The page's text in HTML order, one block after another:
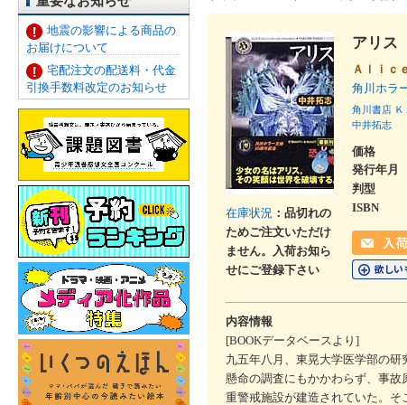
地震の影響による商品の
お届けについて
宅配注文の配送料・代金
引換手数料改定のお知らせ
在庫状況 ：品切れの
ためご注文いただけ
ません。入荷お知ら
せにご登録下さい
アリス
Ａｌｉ
角川ホラ
角川書店
中井拓志
価格
発行年月
判型
ISBN
内容情報
[BOOKデータベースより]
九五年八月、東晃大学医学部の
懸命の調査にもかかわらず、事
重警戒施設が建造されていた。